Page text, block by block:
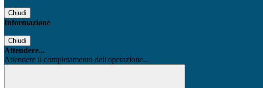
Chiudi
Informazione
Chiudi
Attendere...
Attendere il completamento dell'operazione...